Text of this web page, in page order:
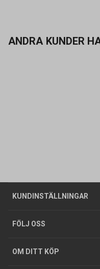
ANDRA KUNDER
KUNDINSTÄLLNINGAR
Företagskund / Privatkund
FÖLJ OSS
OM DITT KÖP
Allmänna
Integritetspolicy
GDPR
Butiker
Foldrar och kataloger
Köpguider
Om oss
Tjänster
Hållbarhet